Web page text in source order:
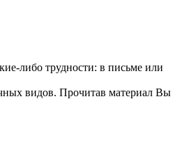
либо трудности: в письме или
видов. Прочитав материал Вы